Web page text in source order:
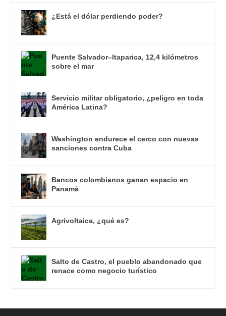
¿Está el dólar perdiendo poder?
Puente Salvador–Itaparica, 12,4 kilómetros
sobre el mar
Servicio militar obligatorio, ¿peligro en toda
América Latina?
Washington endurece el cerco con nuevas
sanciones contra Cuba
Bancos colombianos ganan espacio en
Panamá
Agrivoltaica, ¿qué es?
Salto de Castro, el pueblo abandonado que
renace como negocio turístico